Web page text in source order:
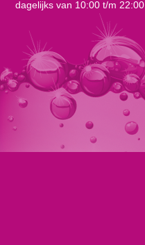
dagelijks van 10:00 t/m 22:00